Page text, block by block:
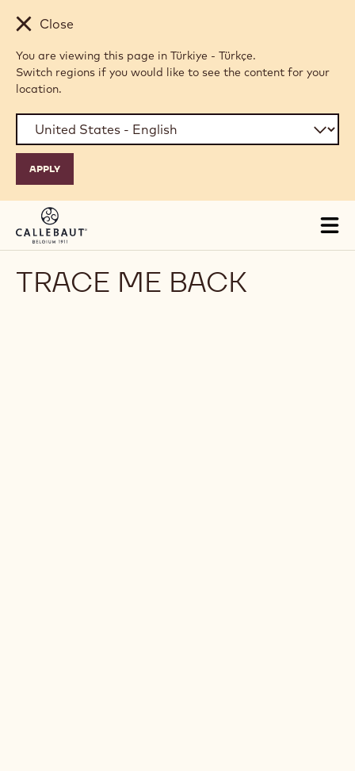
Skip to main content
Close
You are viewing this page in Türkiye - Türkçe.
Switch regions if you would like to see the content for your
location.
TRACE ME BACK